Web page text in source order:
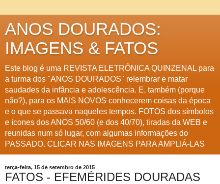
ANOS DOURADOS:
IMAGENS & FATOS
Este blog é uma REVISTA ELETRÔNICA QUINZENAL para
a turma dos "ANOS DOURADOS" relembrar e matar
saudades da infância e adolescência. E, também (porque
não?), para os MAIS NOVOS conhecerem coisas da época
e o que se passava naqueles tempos. FOTOS dos símbolos
e ícones dos ANOS 50/60 (e dos 40/70), tiradas da WEB e
reunidas num só lugar, com algumas informações do
PASSADO. CLICAR NAS IMAGENS PARA AMPLIÁ-LAS
terça-feira, 15 de setembro de 2015
FATOS - EFEMÉRIDES DOURADAS